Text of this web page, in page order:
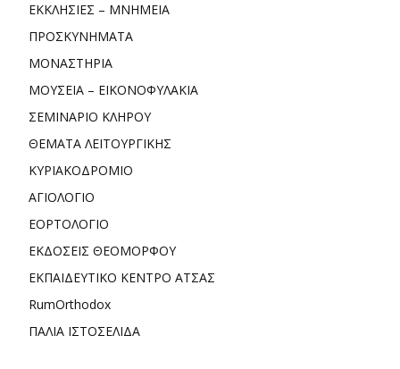
ΕΚΚΛΗΣΙΕΣ – ΜΝΗΜΕΙΑ
ΠΡΟΣΚΥΝΗΜΑΤΑ
ΜΟΝΑΣΤΗΡΙΑ
ΜΟΥΣΕΙΑ – ΕΙΚΟΝΟΦΥΛΑΚΙΑ
ΣΕΜΙΝΑΡΙΟ ΚΛΗΡΟΥ
ΘΕΜΑΤΑ ΛΕΙΤΟΥΡΓΙΚΗΣ
ΚΥΡΙΑΚΟΔΡΟΜΙΟ
ΑΓΙΟΛΟΓΙΟ
ΕΟΡΤΟΛΟΓΙΟ
ΕΚΔΟΣΕΙΣ ΘΕΟΜΟΡΦΟΥ
ΕΚΠΑΙΔΕΥΤΙΚΟ ΚΕΝΤΡΟ ΑΤΣΑΣ
RumOrthodox
ΠΑΛΙΑ ΙΣΤΟΣΕΛΙΔΑ